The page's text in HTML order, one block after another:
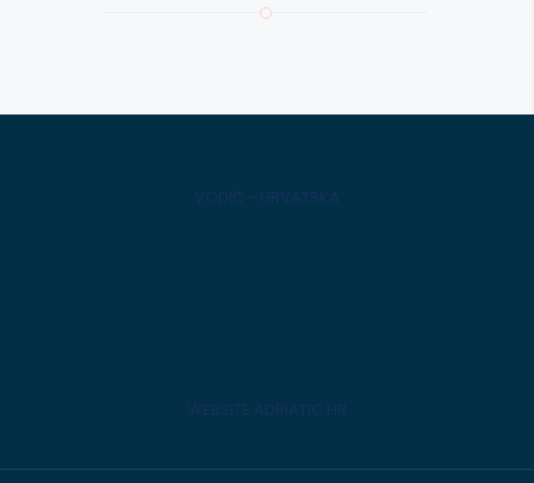
VODIČ - HRVATSKA
WEBSITE ADRIATIC.HR